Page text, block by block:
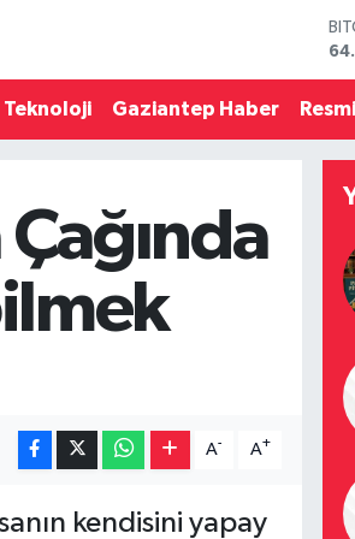
Teknoloji Gaziantep Haber
A- A+
kendisini yapay